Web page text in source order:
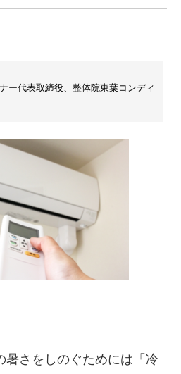
ー代表取締役、整体院東葉コンディ
暑さをしのぐためには「冷